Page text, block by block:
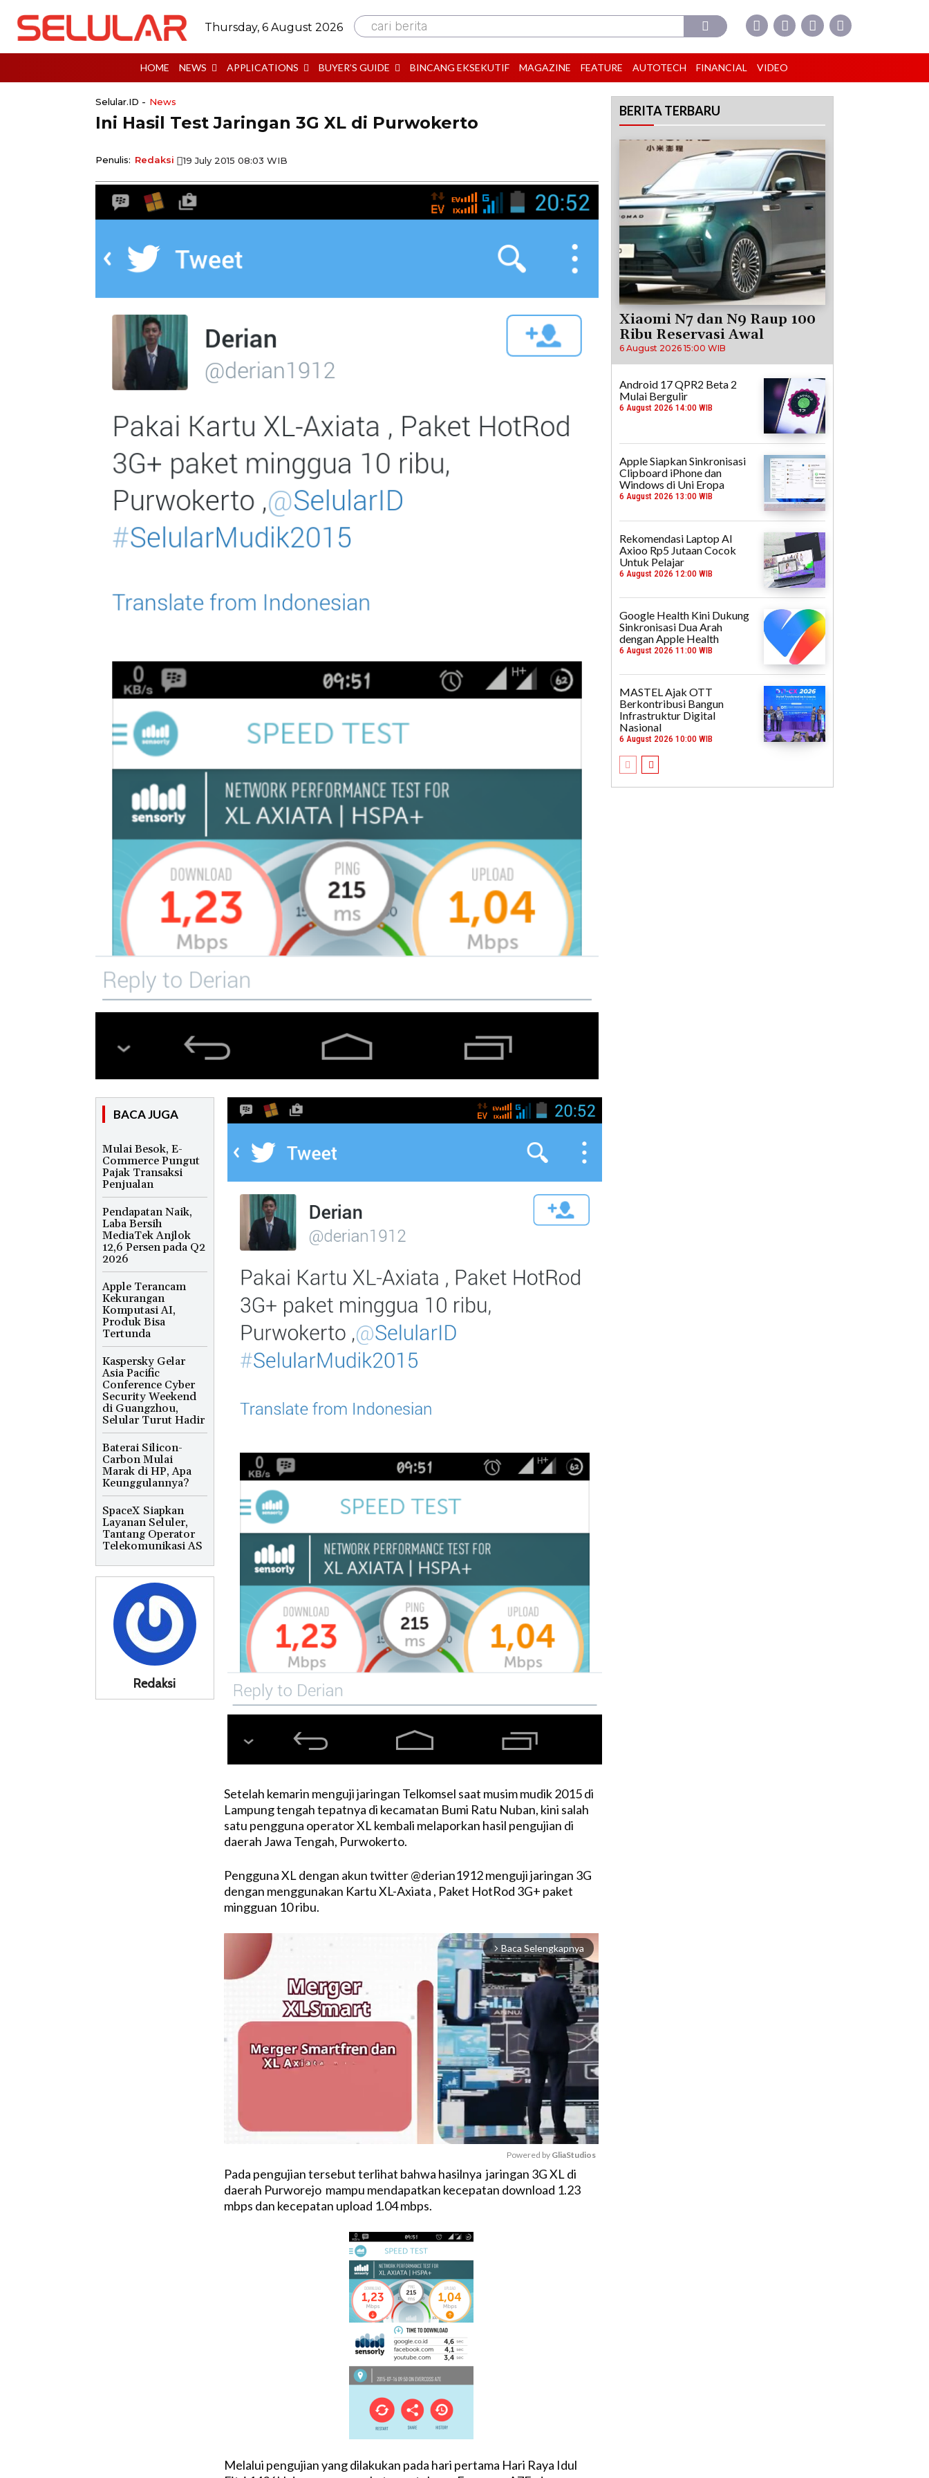
Thursday, 6 August 2026 cari berita
HOME NEWS APPLICATIONS BUYER’S GUIDE BINCANG EKSEKUTIF MAGAZINE FEATURE AUTOTECH FINANCIAL VIDEO
Selular.ID - News
Ini Hasil Test Jaringan 3G XL di Purwokerto
Penulis: Redaksi 19 July 2015 08:03 WIB
BACA JUGA
Mulai Besok, E-
Commerce Pungut
Pajak Transaksi
Penjualan
Pendapatan Naik,
Laba Bersih
MediaTek Anjlok
12,6 Persen pada Q2
2026
Apple Terancam
Kekurangan
Komputasi AI,
Produk Bisa
Tertunda
Kaspersky Gelar
Asia Pacific
Conference Cyber
Security Weekend
di Guangzhou,
Selular Turut Hadir
Baterai Silicon-
Carbon Mulai
Marak di HP, Apa
Keunggulannya?
SpaceX Siapkan
Layanan Seluler,
Tantang Operator
Telekomunikasi AS
Redaksi
Setelah kemarin menguji jaringan Telkomsel saat musim mudik 2015 di
Lampung tengah tepatnya di kecamatan Bumi Ratu Nuban, kini salah
satu pengguna operator XL kembali melaporkan hasil pengujian di
daerah Jawa Tengah, Purwokerto.
Pengguna XL dengan akun twitter @derian1912 menguji jaringan 3G
dengan menggunakan Kartu XL-Axiata , Paket HotRod 3G+ paket
mingguan 10 ribu.
arrow_forward_ios Baca Selengkapnya
M
Powered by GliaStudios
Pada pengujian tersebut terlihat bahwa hasilnya jaringan 3G XL di
daerah Purworejo mampu mendapatkan kecepatan download 1.23
mbps dan kecepatan upload 1.04 mbps.
Melalui pengujian yang dilakukan pada hari pertama Hari Raya Idul
BERITA TERBARU
Xiaomi N7 dan N9 Raup 100
Ribu Reservasi Awal
6 August 2026 15:00 WIB
Android 17 QPR2 Beta 2
Mulai Bergulir
6 August 2026 14:00 WIB
Apple Siapkan Sinkronisasi
Clipboard iPhone dan
Windows di Uni Eropa
6 August 2026 13:00 WIB
Rekomendasi Laptop AI
Axioo Rp5 Jutaan Cocok
Untuk Pelajar
6 August 2026 12:00 WIB
Google Health Kini Dukung
Sinkronisasi Dua Arah
dengan Apple Health
6 August 2026 11:00 WIB
MASTEL Ajak OTT
Berkontribusi Bangun
Infrastruktur Digital
Nasional
6 August 2026 10:00 WIB